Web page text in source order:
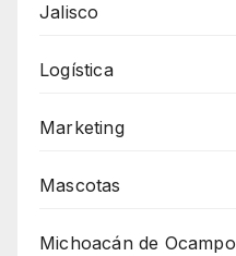
Jalisco
Logística
Marketing
Mascotas
Michoacán de Ocampo